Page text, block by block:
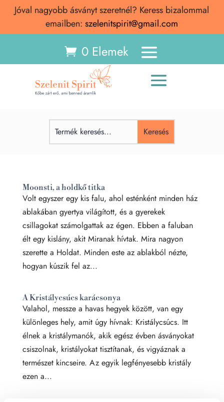
Jóval nagyobb ásványt szeretnél? Keress bizalommal
emailben: szelenitspirit@gmail.com
0 Elemek
Moonsti, a holdkő titka
Volt egyszer egy kis falu, ahol esténként minden ház
ablakában gyertya világított, és a gyerekek
csillagokat számolgattak az égen. Ebben a faluban
élt egy kislány, akit Miranak hívtak. Mira nagyon
szerette a Holdat. Minden este az ablakból nézte,
hogyan kúszik fel az...
A Kristálycsúcs karácsonya
Valahol, messze a havas hegyek között, van egy
különleges hely, amit úgy hívnak: Kristálycsúcs. Itt
élnek a kristálymanók, akik egész évben ásványokat
csiszolnak, kristályokat tisztítanak, és vigyáznak a
természet kincseire. Az egyik legfényesebb kristály
ezen a...